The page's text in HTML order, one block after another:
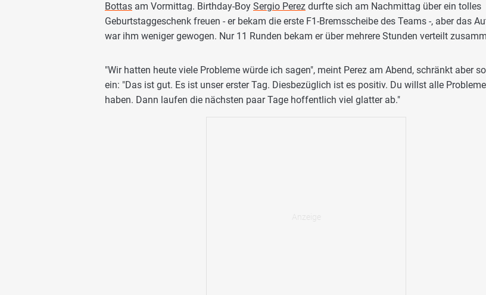
Bottas am Vormittag. Birthday-Boy Sergio Perez durfte sich am Nachmittag über ein tolles
Geburtstaggeschenk freuen - er bekam die erste F1-Bremsscheibe des Teams -, aber das
war ihm weniger gewogen. Nur 11 Runden bekam er über mehrere Stunden verteilt
"Wir hatten heute viele Probleme würde ich sagen", meint Perez am Abend, schränkt aber
ein: "Das ist gut. Es ist unser erster Tag. Diesbezüglich ist es positiv. Du willst alle
haben. Dann laufen die nächsten paar Tage hoffentlich viel glatter ab."